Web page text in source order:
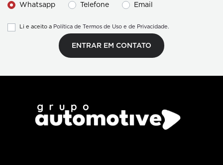
Whatsapp
Telefone Email
Li e aceito a Política de Termos de Uso e de Privacidade.
ENTRAR EM CONTATO